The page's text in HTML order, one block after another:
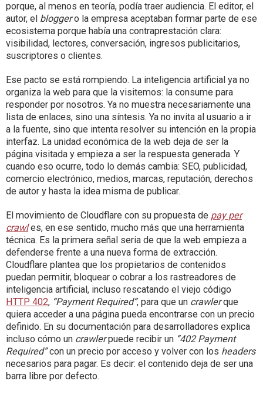
porque, al menos en teoría, podía traer audiencia. El editor, el
autor, el bloggero la empresa aceptaban formar parte de ese
ecosistema porque había una contraprestación clara:
visibilidad, lectores, conversación, ingresos publicitarios,
suscriptores o clientes.
Ese pacto se está rompiendo. La inteligencia artificial ya no
organiza la web para que la visitemos: la consume para
responder por nosotros. Ya no muestra necesariamente una
lista de enlaces, sino una síntesis. Ya no invita al usuario a ir
a la fuente, sino que intenta resolver su intención en la propia
interfaz. La unidad económica de la web deja de ser la
página visitada y empieza a ser la respuesta generada. Y
cuando eso ocurre, todo lo demás cambia: SEO, publicidad,
comercio electrónico, medios, marcas, reputación, derechos
de autor y hasta la idea misma de publicar.
El movimiento de Cloudflare con su propuesta de pay per
crawles, en ese sentido, mucho más que una herramienta
técnica. Es la primera señal seria de que la web empieza a
defenderse frente a una nueva forma de extracción.
Cloudflare plantea que los propietarios de contenidos
puedan permitir, bloquear o cobrar a los rastreadores de
inteligencia artificial, incluso rescatando el viejo código
HTTP 402, “Payment Required”, para que un crawlerque
quiera acceder a una página pueda encontrarse con un precio
definido. En su documentación para desarrolladores explica
incluso cómo un crawlerpuede recibir un “402 Payment
Required”con un precio por acceso y volver con los headers
necesarios para pagar. Es decir: el contenido deja de ser una
barra libre por defecto.